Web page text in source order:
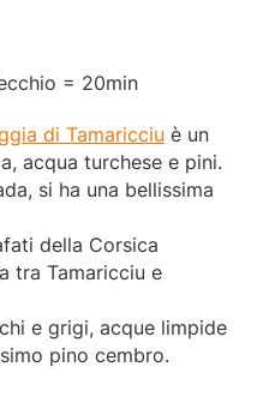
= 20min
di Tamaricciu è un
acqua turchese e pini.
si ha una bellissima
della Corsica
tra Tamaricciu e
e grigi, acque limpide
pino cembro.